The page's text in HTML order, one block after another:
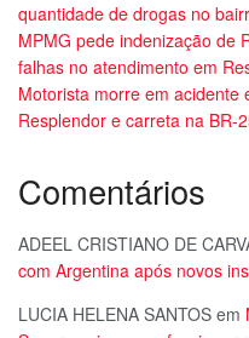
quantidade de drogas no
MPMG pede indenização de
falhas no atendimento em
Motorista morre em acidente
Resplendor e carreta na BR-
Comentários
ADEEL CRISTIANO DE
com Argentina após novos
LUCIA HELENA SANTOS em